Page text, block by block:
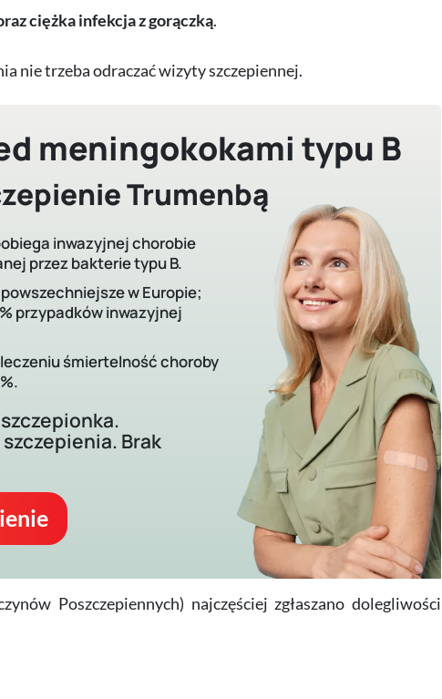
ciężka infekcja z gorączką.
nie trzeba odraczać wizyty szczepiennej.
meningokokami typu B
Trumenbą
inwazyjnej chorobie
przez bakterie typu B.
w Europie;
przypadków inwazyjnej
śmiertelność choroby
Brak
Poszczepiennych) najczęściej zgłaszano dolegliwości